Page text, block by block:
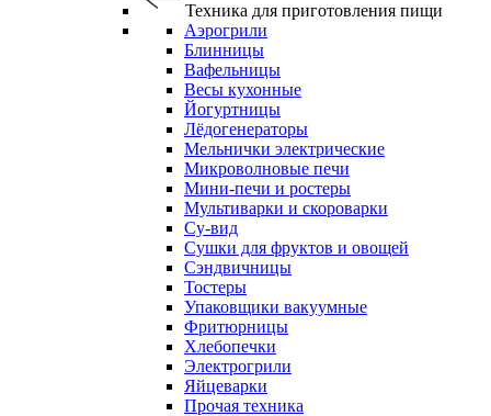
Техника для приготовления пищи
Аэрогрили
Блинницы
Вафельницы
Весы кухонные
Йогуртницы
Лёдогенераторы
Мельнички электрические
Микроволновые печи
Мини-печи и ростеры
Мультиварки и скороварки
Су-вид
Сушки для фруктов и овощей
Сэндвичницы
Тостеры
Упаковщики вакуумные
Фритюрницы
Хлебопечки
Электрогрили
Яйцеварки
Прочая техника